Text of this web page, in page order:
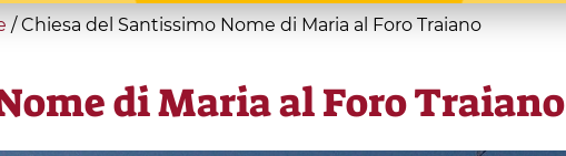
/Chiesa del Santissimo Nome di Maria al Foro Traiano
di Maria al Foro Traiano